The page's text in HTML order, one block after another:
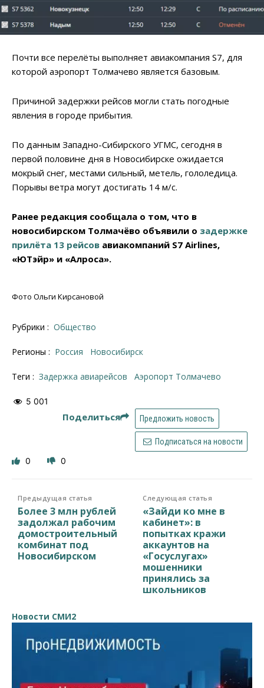
Почти все перелёты выполняет авиакомпания S7, для
которой аэропорт Толмачево является базовым.
Причиной задержки рейсов могли стать погодные
явления в городе прибытия.
По данным Западно-Сибирского УГМС, сегодня в
первой половине дня в Новосибирске ожидается
мокрый снег, местами сильный, метель, гололедица.
Порывы ветра могут достигать 14 м/с.
Ранее редакция сообщала о том, что в
новосибирском Толмачёво объявили о задержке
прилёта 13 рейсов авиакомпаний S7 Airlines,
«ЮТэйр» и «Алроса».
Фото Ольги Кирсановой
Рубрики : Общество
Регионы : Россия Новосибирск
Теги : задержка авиарейсов Аэропорт Толмачево
5 001
Поделиться Предложить новость
Подписаться на новости
0 0
Предыдущая статья
Более 3 млн рублей
задолжал рабочим
домостроительный
комбинат под
Новосибирском
Следующая статья
«Зайди ко мне в
кабинет»: в
попытках кражи
аккаунтов на
«Госуслугах»
мошенники
принялись за
школьников
Новости СМИ2